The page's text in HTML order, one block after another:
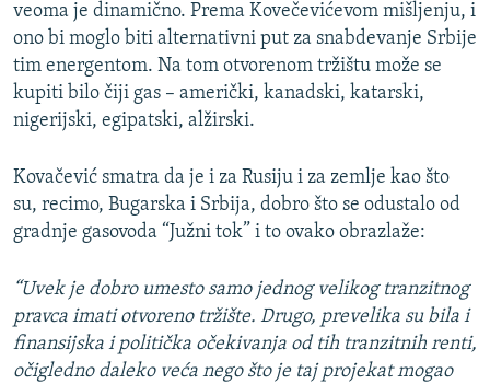
veoma je dinamično. Prema Kovečevićevom mišljenju, i
ono bi moglo biti alternativni put za snabdevanje Srbije
tim energentom. Na tom otvorenom tržištu može se
kupiti bilo čiji gas – američki, kanadski, katarski,
nigerijski, egipatski, alžirski.
Kovačević smatra da je i za Rusiju i za zemlje kao što
su, recimo, Bugarska i Srbija, dobro što se odustalo od
gradnje gasovoda “Južni tok” i to ovako obrazlaže:
“Uvek je dobro umesto samo jednog velikog tranzitnog
pravca imati otvoreno tržište. Drugo, prevelika su bila i
finansijska i politička očekivanja od tih tranzitnih renti,
očigledno daleko veća nego što je taj projekat mogao